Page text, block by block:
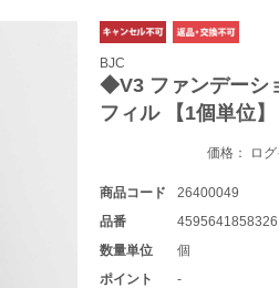
BJC
◆V3 ファンデーシ
フィル 【1個単位】
価格： ロ
商品コード
26400049
品番
4595641858326
数量単位
個
ポイント
-